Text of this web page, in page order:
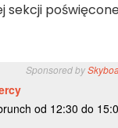
sekcji